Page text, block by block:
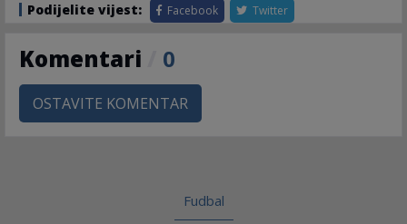
Podijelite vijest: Facebook Twitter
Komentari 0
OSTAVITE KOMENTAR
Fudbal